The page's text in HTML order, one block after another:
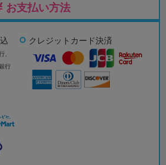
お支払い方法
、
行
クレジットカード決済